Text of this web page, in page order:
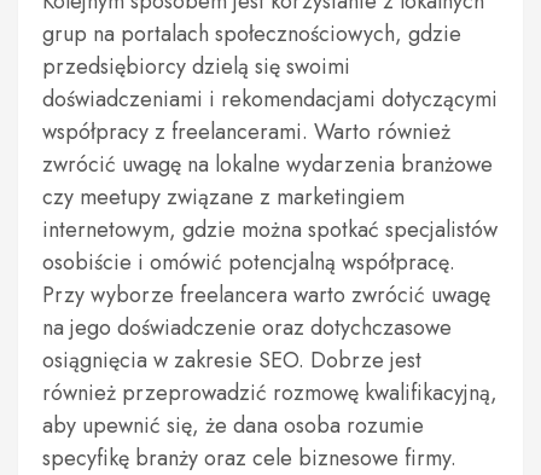
grup na portalach społecznościowych, gdzie
przedsiębiorcy dzielą się swoimi
doświadczeniami i rekomendacjami dotyczącymi
współpracy z freelancerami. Warto również
zwrócić uwagę na lokalne wydarzenia branżowe
czy meetupy związane z marketingiem
internetowym, gdzie można spotkać specjalistów
osobiście i omówić potencjalną współpracę.
Przy wyborze freelancera warto zwrócić uwagę
na jego doświadczenie oraz dotychczasowe
osiągnięcia w zakresie SEO. Dobrze jest
również przeprowadzić rozmowę kwalifikacyjną,
aby upewnić się, że dana osoba rozumie
specyfikę branży oraz cele biznesowe firmy.